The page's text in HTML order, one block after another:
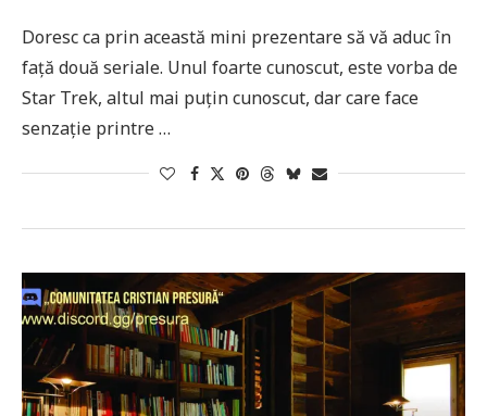
Doresc ca prin această mini prezentare să vă aduc în
față două seriale. Unul foarte cunoscut, este vorba de
Star Trek, altul mai puțin cunoscut, dar care face
senzație printre …